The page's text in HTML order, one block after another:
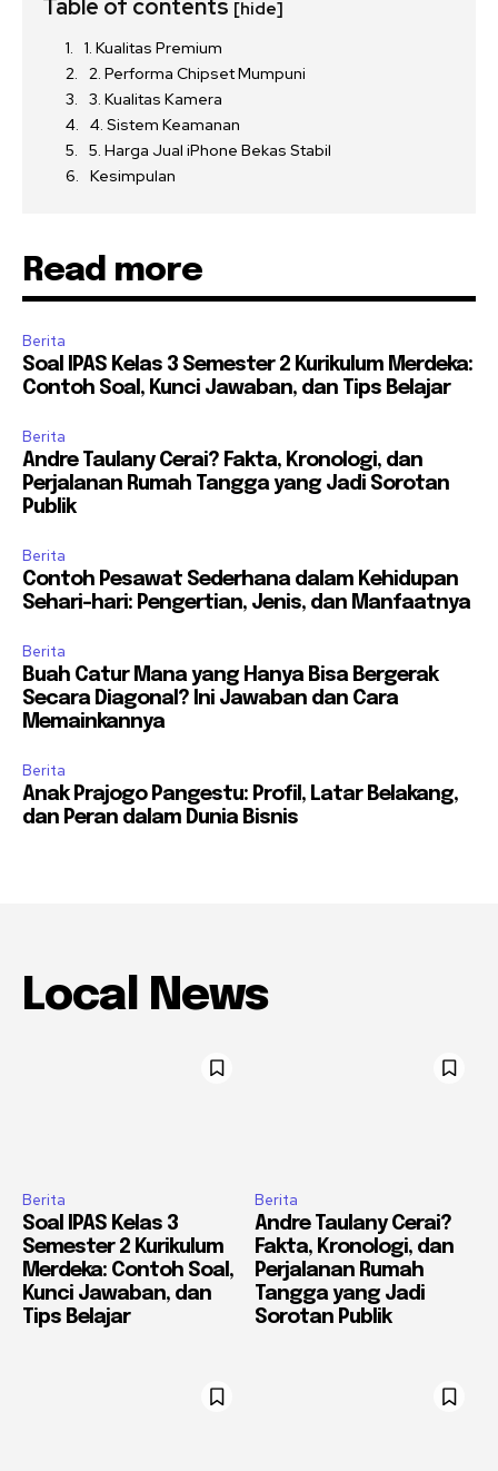
Table of contents [hide]
1. Kualitas Premium
2. Performa Chipset Mumpuni
3. Kualitas Kamera
4. Sistem Keamanan
5. Harga Jual iPhone Bekas Stabil
Kesimpulan
Read more
Berita
Soal IPAS Kelas 3 Semester 2 Kurikulum Merdeka:
Contoh Soal, Kunci Jawaban, dan Tips Belajar
Berita
Andre Taulany Cerai? Fakta, Kronologi, dan
Perjalanan Rumah Tangga yang Jadi Sorotan
Publik
Berita
Contoh Pesawat Sederhana dalam Kehidupan
Sehari-hari: Pengertian, Jenis, dan Manfaatnya
Berita
Buah Catur Mana yang Hanya Bisa Bergerak
Secara Diagonal? Ini Jawaban dan Cara
Memainkannya
Berita
Anak Prajogo Pangestu: Profil, Latar Belakang,
dan Peran dalam Dunia Bisnis
Local News
Berita
Soal IPAS Kelas 3
Semester 2 Kurikulum
Merdeka: Contoh Soal,
Kunci Jawaban, dan
Tips Belajar
Berita
Andre Taulany Cerai?
Fakta, Kronologi, dan
Perjalanan Rumah
Tangga yang Jadi
Sorotan Publik